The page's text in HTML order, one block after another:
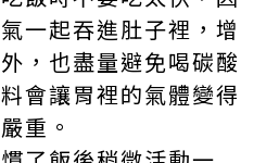
一起吞進肚子裡，增
，也盡量避免喝碳酸
會讓胃裡的氣體變得
重。